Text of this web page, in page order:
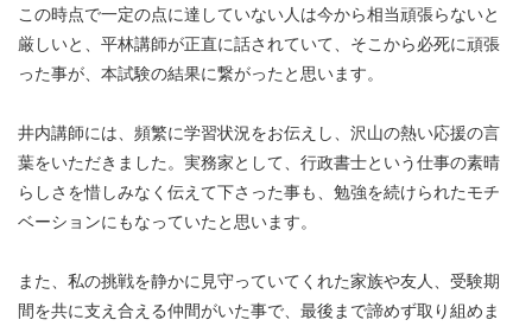
この時点で一定の点に達していない人は今から相当頑張らないと
厳しいと、平林講師が正直に話されていて、そこから必死に頑張
った事が、本試験の結果に繋がったと思います。
井内講師には、頻繁に学習状況をお伝えし、沢山の熱い応援の言
葉をいただきました。実務家として、行政書士という仕事の素晴
らしさを惜しみなく伝えて下さった事も、勉強を続けられたモチ
ベーションにもなっていたと思います。
また、私の挑戦を静かに見守っていてくれた家族や友人、受験期
間を共に支え合える仲間がいた事で、最後まで諦めず取り組めま